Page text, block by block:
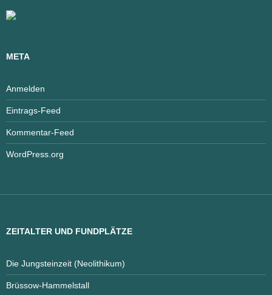
META
Anmelden
Eintrags-Feed
Kommentar-Feed
WordPress.org
ZEITALTER UND FUNDPLÄTZE
Die Jungsteinzeit (Neolithikum)
Brüssow-Hammelstall